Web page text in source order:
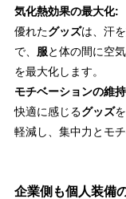
気化熱効果の最大化:
優れたグッズは、汗
で、 服と体の間に空
を最大化します。
モチベーションの維
快適に感じるグッズ
軽減し、集中力とモ
企業側も個人装備